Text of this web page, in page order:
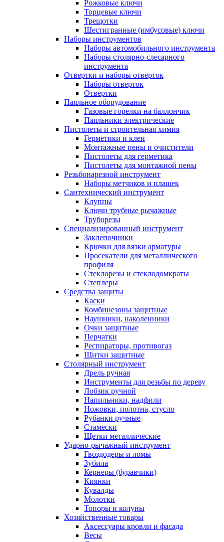
Рожковые ключи
Торцевые ключи
Трещотки
Шестигранные (имбусовые) ключи
Наборы инструментов
Наборы автомобильного инструмента
Наборы столярно-слесарного
инструмента
Отвертки и наборы отверток
Наборы отверток
Отвертки
Паяльное оборудование
Газовые горелки на баллончик
Паяльники электрические
Пистолеты и строительная химия
Герметики и клеи
Монтажные пены и очистители
Пистолеты для герметика
Пистолеты для монтажной пены
Резьбонарезной инструмент
Наборы метчиков и плашек
Сантехнический инструмент
Клуппы
Ключи трубные рычажные
Труборезы
Специализированный инструмент
Заклепочники
Крючки для вязки арматуры
Просекатели для металлического
профиля
Стеклорезы и стеклодомкраты
Степлеры
Средства защиты
Каски
Комбинезоны защитные
Наушники, наколенники
Очки защитные
Перчатки
Респираторы, противогаз
Щитки защитные
Столярный инструмент
Дрель ручная
Инструменты для резьбы по дереву
Лобзик ручной
Напильники, надфили
Ножовки, полотна, стусло
Рубанки ручные
Стамески
Щетки металлические
Ударно-рычажный инструмент
Гвоздодеры и ломы
Зубила
Кернеры (буравчики)
Киянки
Кувалды
Молотки
Топоры и колуны
Хозяйственные товары
Аксессуары кровли и фасада
Весы